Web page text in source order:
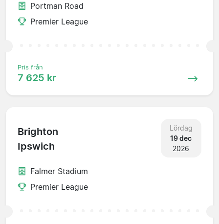
Portman Road
Premier League
Pris från
7 625 kr
Brighton
Ipswich
Lördag
19 dec
2026
Falmer Stadium
Premier League